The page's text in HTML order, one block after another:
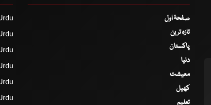
صفحۂ اول
تازہ ترین
پاکستان
دنیا
معیشت
کھیل
تعلیم